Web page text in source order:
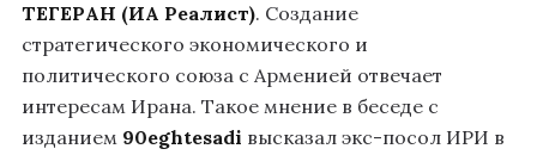
ТЕГЕРАН (ИА Реалист). Создание
стратегического экономического и
политического союза с Арменией отвечает
интересам Ирана. Такое мнение в беседе с
изданием 90eghtesadi высказал экс-посол ИРИ в